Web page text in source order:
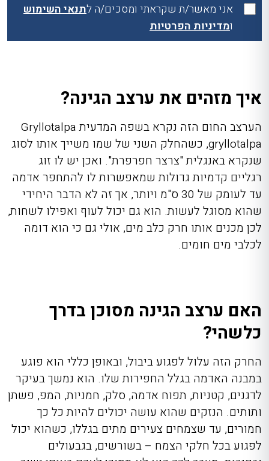
אני מאשר/ת שקראתי ומסכים/ה לתנאי השימוש
ומדיניות הפרטיות
איך מזהים את ערצב הגינה?
הערצב החום הזה נקרא בשפה המדעית Gryllotalpa
gryllotalpa, כשהחלק השני של שמו משייך אותו לסוג
שנקרא באנגלית "צרצר חפרפרת". ואכן יש לו זוג
רגליים קדמיות גדולות שמאפשרות לו להתחפר אדמה
עד לעומק של 30 ס"מ ויותר, אך זה לא הדבר היחידי
שהוא מסוגל לעשות. הוא גם יכול לעוף ואפילו לשחות,
לכן מכנים אותו חרק כלב מים, אולי גם כי הוא דומה
לכלבי מים חומים.
האם ערצב הגינה מסוכן בדרך
כלשהי?
החרק הזה עלול לפגוע ביבול, ובאופן כללי הוא פוגע
במבנה האדמה בגלל החפירות שלו. הוא נמשך בעיקר
לדגנים, קטניות, תפוח אדמה, סלק, חמניות, המפ, פשתן
ותותים. הנזקים שהוא עושה יכולים להיות כל כך
חמורים, עד שצמחים צעירים מתים בגללו, כשהוא יכול
לפגוע בכל חלקי הצמח – בשורשים, בגבעולים